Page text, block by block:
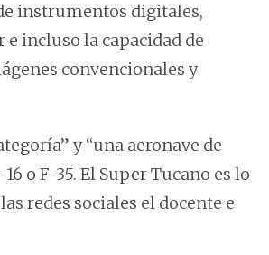
instrumentos digitales,
incluso la capacidad de
convencionales y
y “una aeronave de
o F-35. El Super Tucano es lo
redes sociales el docente e